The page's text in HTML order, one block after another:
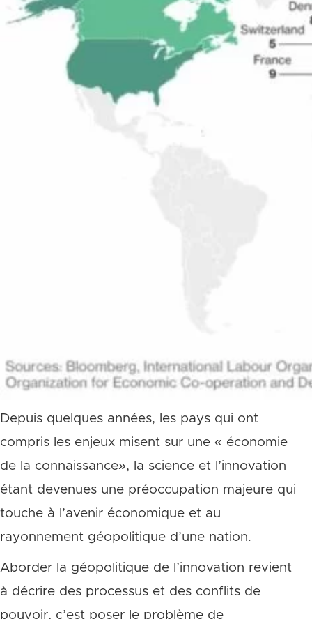
Depuis quelques années, les pays qui ont
compris les enjeux misent sur une « économie
de la connaissance», la science et l’innovation
étant devenues une préoccupation majeure qui
touche à l’avenir économique et au
rayonnement géopolitique d’une nation.
Aborder la géopolitique de l’innovation revient
à décrire des processus et des conflits de
pouvoir, c’est poser le problème de